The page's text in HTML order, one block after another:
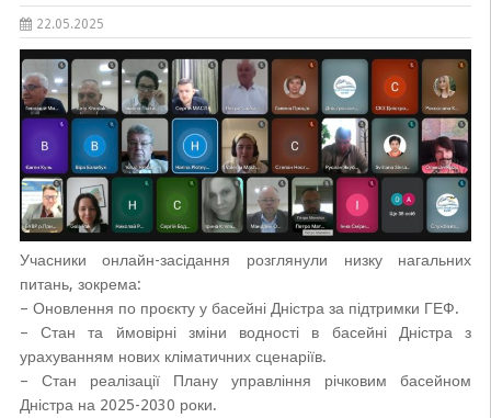
22.05.2025
Учасники онлайн-засідання розглянули низку нагальних
питань, зокрема:
– Оновлення по проєкту у басейні Дністра за підтримки ГЕФ.
– Стан та ймовірні зміни водності в басейні Дністра з
урахуванням нових кліматичних сценаріїв.
– Стан реалізації Плану управління річковим басейном
Дністра на 2025-2030 роки.